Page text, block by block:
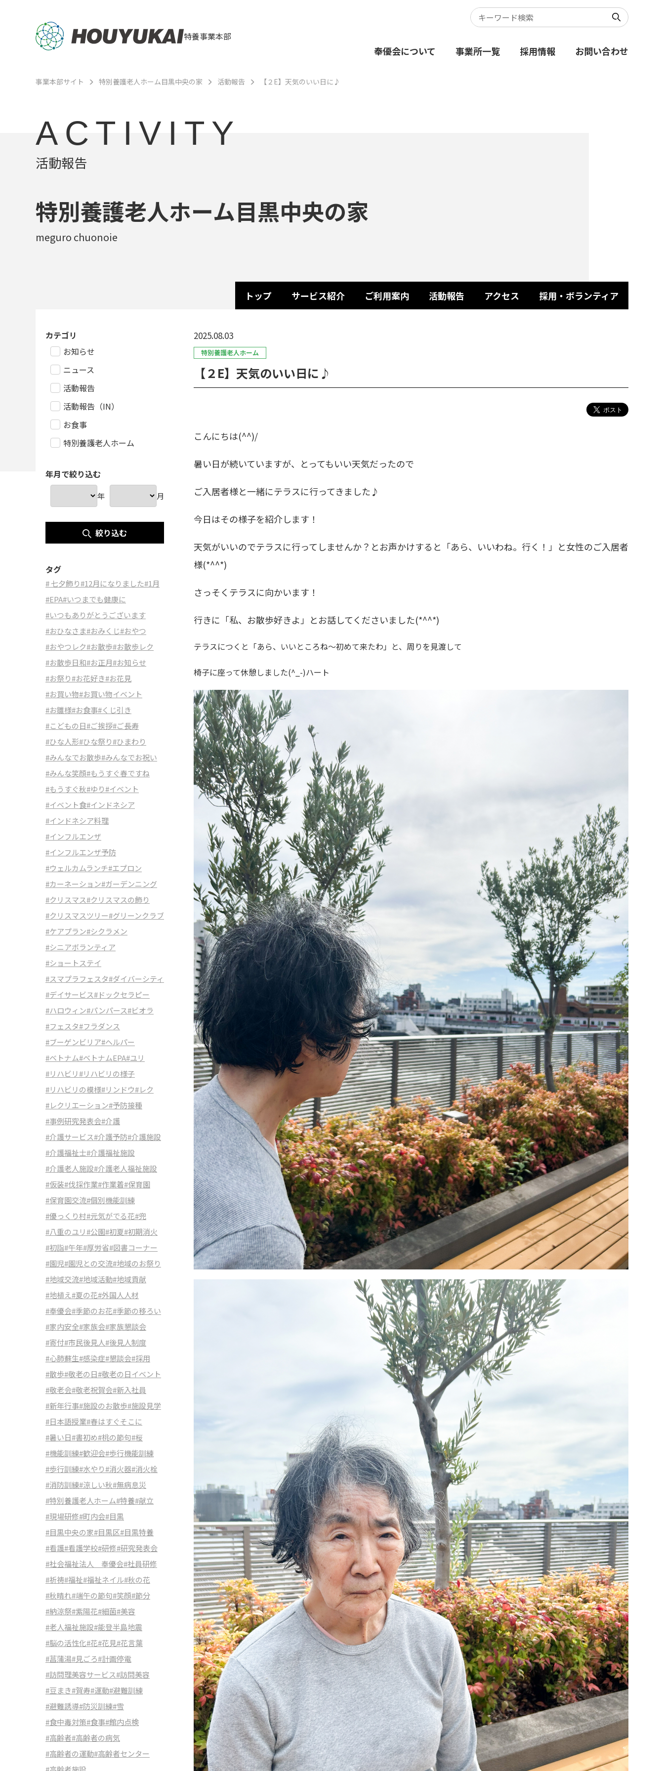
特養事業本部
奉優会について 事業所一覧 採用情報 お問い合わせ
事業本部サイト 特別養護老人ホーム目黒中央の家 活動報告 【２E】天気のいい日に♪
ACTIVITY
活動報告
特別養護老人ホーム目黒中央の家
meguro chuonoie
トップ サービス紹介 ご利用案内 活動報告 アクセス 採用・ボランティア
2025.08.03
特別養護老人ホーム
【２E】天気のいい日に♪
こんにちは(^^)/
暑い日が続いていますが、とってもいい天気だったので
ご入居者様と一緒にテラスに行ってきました♪
今日はその様子を紹介します！
天気がいいのでテラスに行ってしませんか？とお声かけすると「あら、いいわね。行く！」と女性のご入居者
様(*^^*)
さっそくテラスに向かいます！
行きに「私、お散歩好きよ」とお話してくださいました(*^^*)
テラスにつくと「あら、いいところね～初めて来たわ」と、周りを見渡して
椅子に座って休憩しました(^_-)ハート
カテゴリ
お知らせ
ニュース
活動報告
活動報告（IN）
お食事
特別養護老人ホーム
年月で絞り込む
年 月
絞り込む
タグ
# 七夕飾り#12月になりました#1月
#EPA#いつまでも健康に
#いつもありがとうございます
#おひなさま#おみくじ#おやつ
#おやつレク#お散歩#お散歩レク
#お散歩日和#お正月#お知らせ
#お祭り#お花好き#お花見
#お買い物#お買い物イベント
#お雛様#お食事#くじ引き
#こどもの日#ご挨拶#ご長寿
#ひな人形#ひな祭り#ひまわり
#みんなでお散歩#みんなでお祝い
#みんな笑顔#もうすぐ春ですね
#もうすぐ秋#ゆり#イベント
#イベント食#インドネシア
#インドネシア料理
#インフルエンザ
#インフルエンザ予防
#ウェルカムランチ#エプロン
#カーネーション#ガーデンニング
#クリスマス#クリスマスの飾り
#クリスマスツリー#グリーンクラブ
#ケアプラン#シクラメン
#シニアボランティア
#ショートステイ
#スマプラフェスタ#ダイバーシティ
#デイサービス#ドックセラピー
#ハロウィン#パンパース#ビオラ
#フェスタ#フラダンス
#ブーゲンビリア#ヘルパー
#ベトナム#ベトナムEPA#ユリ
#リハビリ#リハビリの様子
#リハビリの模様#リンドウ#レク
#レクリエーション#予防接種
#事例研究発表会#介護
#介護サービス#介護予防#介護施設
#介護福祉士#介護福祉施設
#介護老人施設#介護老人福祉施設
#仮装#伐採作業#作業着#保育園
#保育園交流#個別機能訓練
#優っくり村#元気がでる花#兜
#八重のユリ#公園#初夏#初期消火
#初詣#午年#厚労省#図書コーナー
#園児#園児との交流#地域のお祭り
#地域交流#地域活動#地域貢献
#地植え#夏の花#外国人人材
#奉優会#季節のお花#季節の移ろい
#家内安全#家族会#家族懇談会
#寄付#市民後見人#後見人制度
#心肺蘇生#感染症#懇談会#採用
#散歩#敬老の日#敬老の日イベント
#敬老会#敬老祝賀会#新入社員
#新年行事#施設のお散歩#施設見学
#日本語授業#春はすぐそこに
#暑い日#書初め#桃の節句#桜
#機能訓練#歓迎会#歩行機能訓練
#歩行訓練#水やり#消火器#消火栓
#消防訓練#涼しい秋#無病息災
#特別養護老人ホーム#特養#献立
#現場研修#町内会#目黒
#目黒中央の家#目黒区#目黒特養
#看護#看護学校#研修#研究発表会
#社会福祉法人 奉優会#社員研修
#祈祷#福祉#福祉ネイル#秋の花
#秋晴れ#端午の節句#笑顔#節分
#納涼祭#紫陽花#細菌#美容
#老人福祉施設#能登半島地震
#脳の活性化#花#花見#花言葉
#菖蒲湯#見ごろ#計画停電
#訪問理美容サービス#訪問美容
#豆まき#賀寿#運動#避難訓練
#避難誘導#防災訓練#雪
#食中毒対策#食事#館内点検
#高齢者#高齢者の病気
#高齢者の運動#高齢者センター